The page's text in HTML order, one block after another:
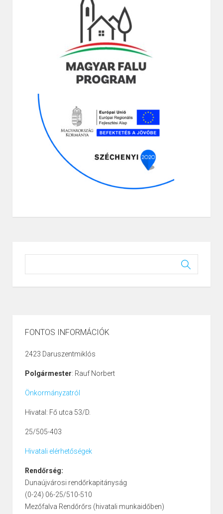
FONTOS INFORMÁCIÓK
2423 Daruszentmiklós
Polgármester: Rauf Norbert
Önkormányzatról
Hivatal: Fő utca 53/D.
25/505-403
Hivatali elérhetőségek
Rendőrség:
Dunaújvárosi rendőrkapitányság
(0-24) 06-25/510-510
Mezőfalva Rendőrőrs (hivatali munkaidőben)